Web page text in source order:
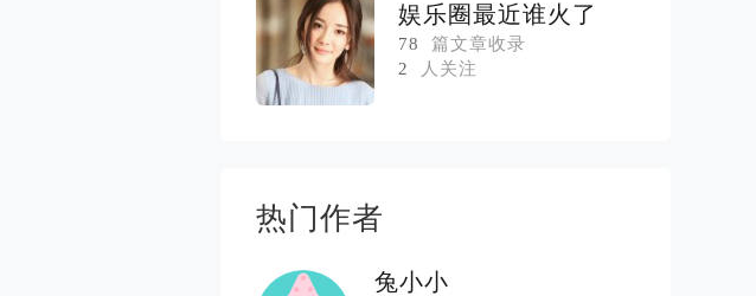
娱乐圈最近谁火了
78
篇文章收录
2
人关注
热门作者
兔小小